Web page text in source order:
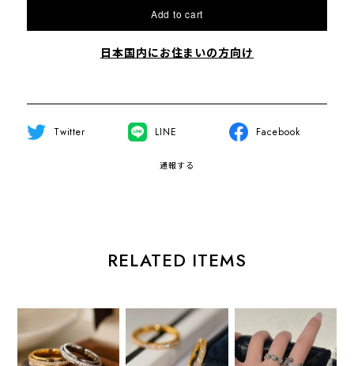
Add to cart
日本国内にお住まいの方向け
Twitter LINE Facebook
通報する
RELATED ITEMS